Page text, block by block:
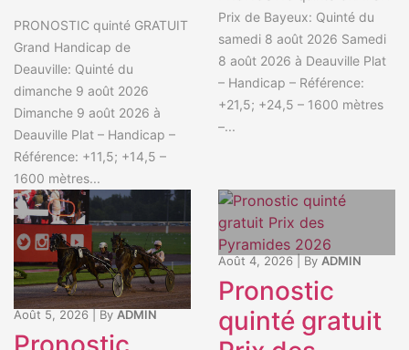
PRONOSTIC quinté GRATUIT
Grand Handicap de
Deauville: Quinté du
dimanche 9 août 2026
Dimanche 9 août 2026 à
Deauville Plat – Handicap –
Référence: +11,5; +14,5 –
1600 mètres...
Prix de Bayeux: Quinté du
samedi 8 août 2026 Samedi
8 août 2026 à Deauville Plat
– Handicap – Référence:
+21,5; +24,5 – 1600 mètres
–...
Août 5, 2026 By ADMIN
Août 4, 2026 By ADMIN
Pronostic
quinté gratuit